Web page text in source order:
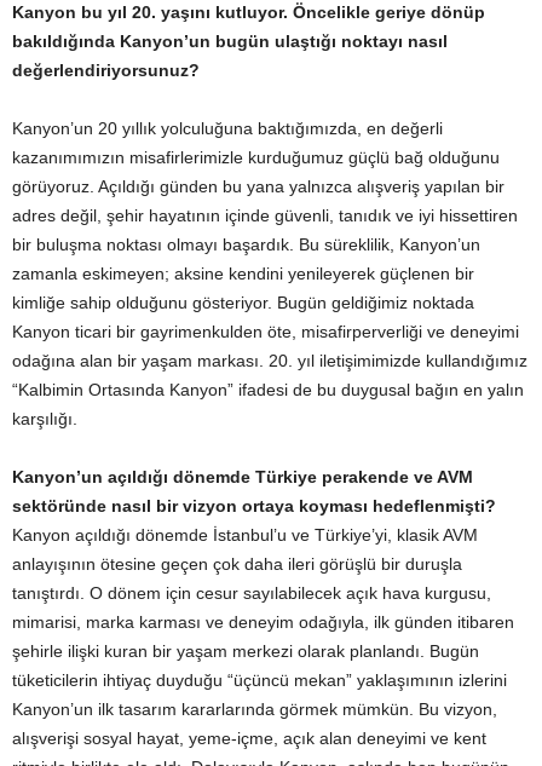
Kanyon bu yıl 20. yaşını kutluyor. Öncelikle geriye dönüp
bakıldığında Kanyon’un bugün ulaştığı noktayı nasıl
değerlendiriyorsunuz?
Kanyon’un 20 yıllık yolculuğuna baktığımızda, en değerli
kazanımımızın misafirlerimizle kurduğumuz güçlü bağ olduğunu
görüyoruz. Açıldığı günden bu yana yalnızca alışveriş yapılan bir
adres değil, şehir hayatının içinde güvenli, tanıdık ve iyi hissettiren
bir buluşma noktası olmayı başardık. Bu süreklilik, Kanyon’un
zamanla eskimeyen; aksine kendini yenileyerek güçlenen bir
kimliğe sahip olduğunu gösteriyor. Bugün geldiğimiz noktada
Kanyon ticari bir gayrimenkulden öte, misafirperverliği ve deneyimi
odağına alan bir yaşam markası. 20. yıl iletişimimizde kullandığımız
“Kalbimin Ortasında Kanyon” ifadesi de bu duygusal bağın en yalın
karşılığı.
Kanyon’un açıldığı dönemde Türkiye perakende ve AVM
sektöründe nasıl bir vizyon ortaya koyması hedeflenmişti?
Kanyon açıldığı dönemde İstanbul’u ve Türkiye’yi, klasik AVM
anlayışının ötesine geçen çok daha ileri görüşlü bir duruşla
tanıştırdı. O dönem için cesur sayılabilecek açık hava kurgusu,
mimarisi, marka karması ve deneyim odağıyla, ilk günden itibaren
şehirle ilişki kuran bir yaşam merkezi olarak planlandı. Bugün
tüketicilerin ihtiyaç duyduğu “üçüncü mekan” yaklaşımının izlerini
Kanyon’un ilk tasarım kararlarında görmek mümkün. Bu vizyon,
alışverişi sosyal hayat, yeme-içme, açık alan deneyimi ve kent